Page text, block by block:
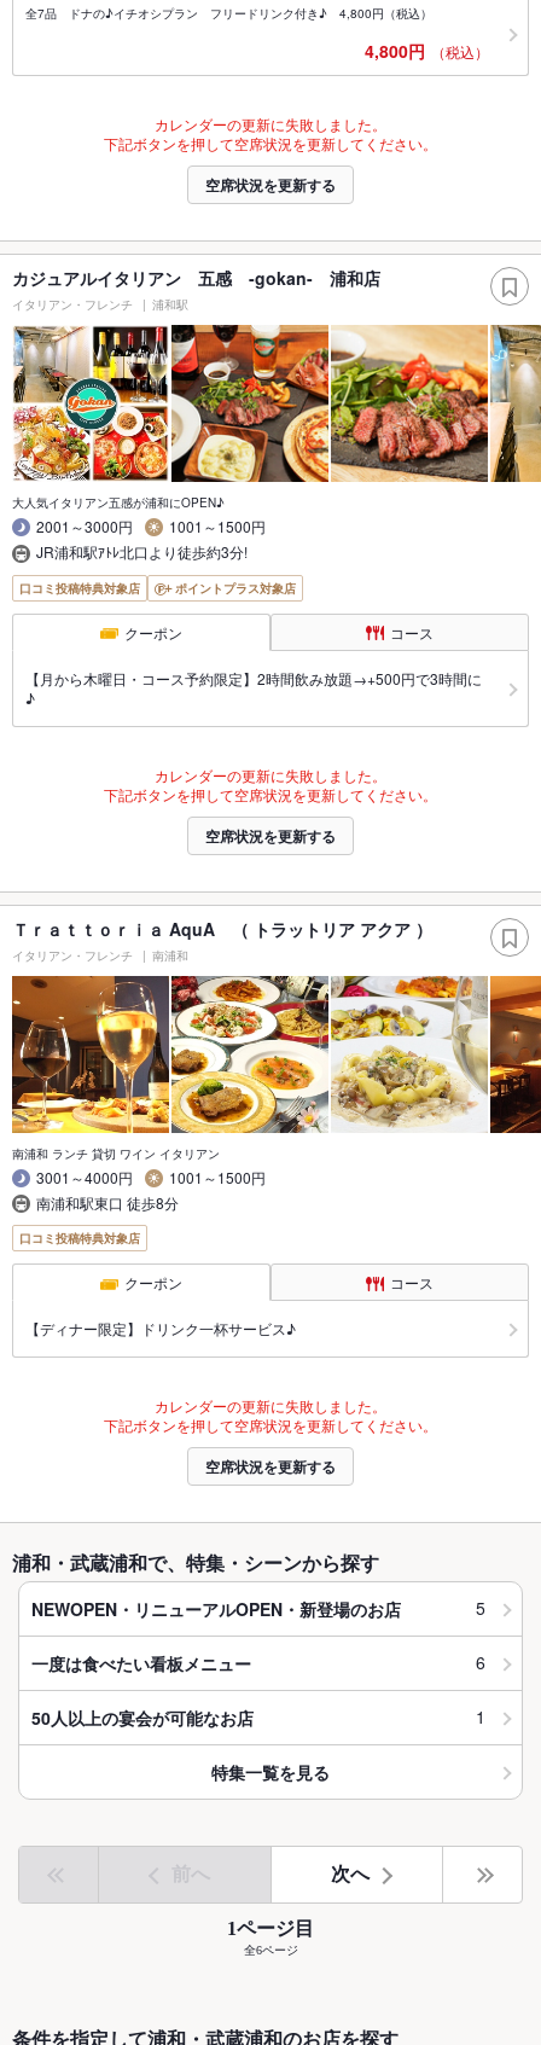
全7品 ドナの♪イチオシプラン フリードリンク付き♪ 4,800円（税込）
4,800円 （税込）
カレンダーの更新に失敗しました。
下記ボタンを押して空席状況を更新してください。
空席状況を更新する
カジュアルイタリアン 五感 -gokan- 浦和店
イタリアン・フレンチ 浦和駅
大人気イタリアン五感が浦和にOPEN♪
2001～3000円
1001～1500円
JR浦和駅ｱﾄﾚ北口より徒歩約3分!
口コミ投稿特典対象店 ポイントプラス対象店
クーポン コース
【月から木曜日・コース予約限定】2時間飲み放題→+500円で3時間に
♪
カレンダーの更新に失敗しました。
下記ボタンを押して空席状況を更新してください。
空席状況を更新する
Ｔｒａｔｔｏｒｉａ AquA （ トラットリア アクア ）
イタリアン・フレンチ 南浦和
南浦和 ランチ 貸切 ワイン イタリアン
3001～4000円
1001～1500円
南浦和駅東口 徒歩8分
口コミ投稿特典対象店
クーポン コース
【ディナー限定】ドリンク一杯サービス♪
カレンダーの更新に失敗しました。
下記ボタンを押して空席状況を更新してください。
空席状況を更新する
浦和・武蔵浦和で、特集・シーンから探す
NEWOPEN・リニューアルOPEN・新登場のお店 5
一度は食べたい看板メニュー 6
50人以上の宴会が可能なお店 1
特集一覧を見る
前へ 次へ
1ページ目
全6ページ
条件を指定して浦和・武蔵浦和のお店を探す